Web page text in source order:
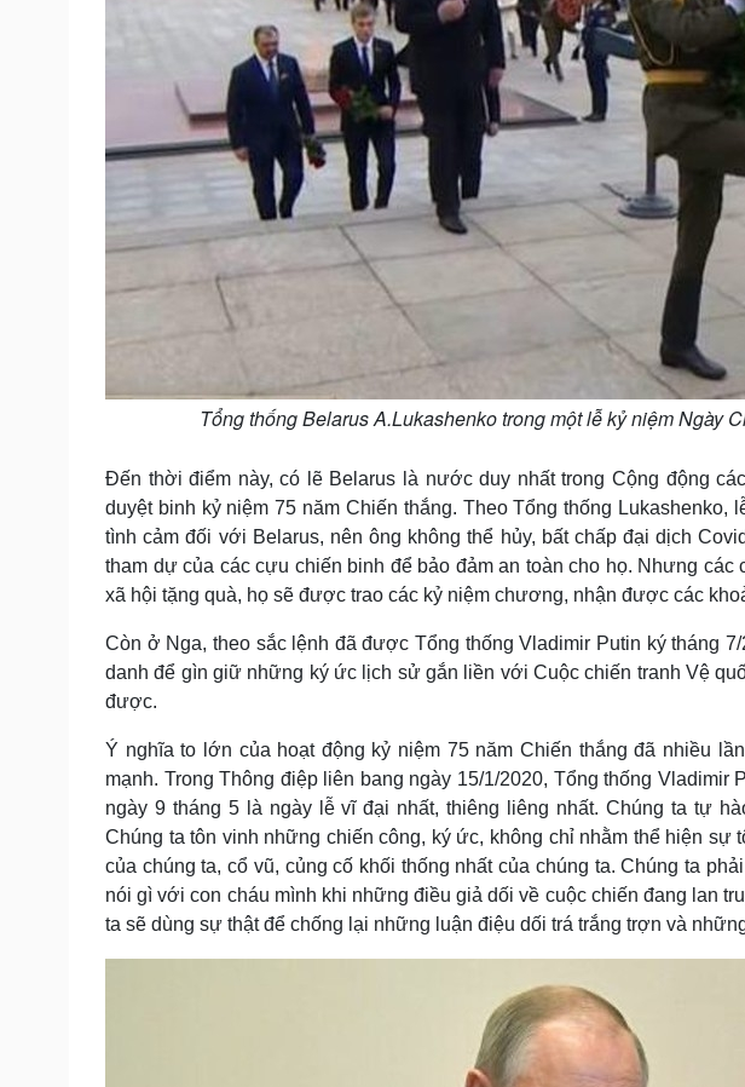
Tổng thống Belarus A.Lukashenko trong một lễ kỷ niệm Ngày
Đến thời điểm này, có lẽ Belarus là nước duy nhất trong Cộng động
duyệt binh kỷ niệm 75 năm Chiến thắng. Theo Tổng thống
tình cảm đối với Belarus, nên ông không thể hủy, bất chấp đại dịch
tham dự của các cựu chiến binh để bảo đảm an toàn cho họ. Nhưng
xã hội tặng quà, họ sẽ được trao các kỷ niệm chương, nhận được các
Còn ở Nga, theo sắc lệnh đã được Tổng thống Vladimir Putin ký tháng
danh để gìn giữ những ký ức lịch sử gắn liền với Cuộc chiến tranh Vệ
được.
Ý nghĩa to lớn của hoạt động kỷ niệm 75 năm Chiến thắng đã nhiều
mạnh. Trong Thông điệp liên bang ngày 15/1/2020, Tổng thống
ngày 9 tháng 5 là ngày lễ vĩ đại nhất, thiêng liêng nhất. Chúng ta tự
Chúng ta tôn vinh những chiến công, ký ức, không chỉ nhằm thể hiện
của chúng ta, cổ vũ, củng cố khối thống nhất của chúng ta. Chúng ta
nói gì với con cháu mình khi những điều giả dối về cuộc chiến đang lan
ta sẽ dùng sự thật để chống lại những luận điệu dối trá trắng trợn và